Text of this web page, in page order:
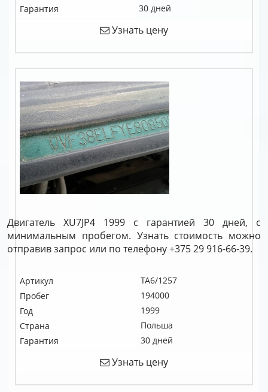
Гарантия
30 дней
Узнать цену
Двигатель XU7JP4 1999 с гарантией 30 дней, с
минимальным пробегом. Узнать стоимость можно
отправив запрос или по телефону +375 29 916-66-39.
Артикул
TA6/1257
Пробег
194000
Год
1999
Страна
Польша
Гарантия
30 дней
Узнать цену